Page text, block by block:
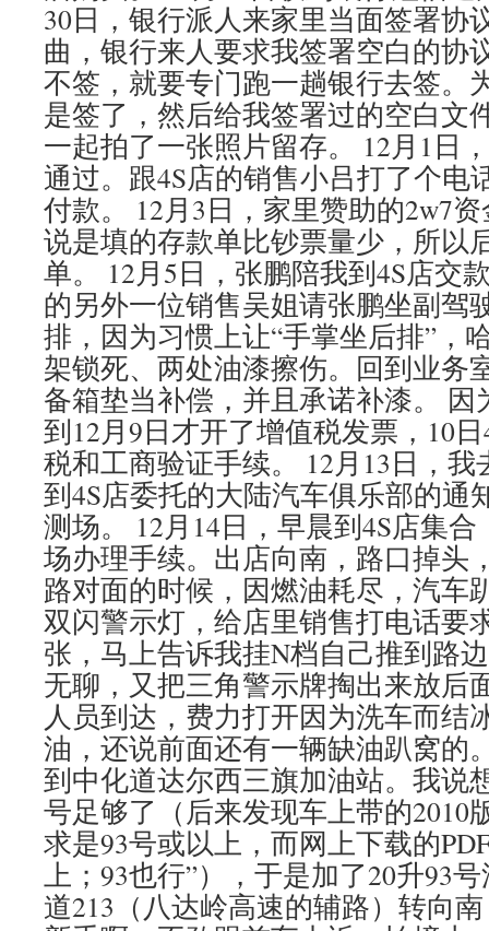
30日，银行派人来家里当面签署协
曲，银行来人要求我签署空白的协
不签，就要专门跑一趟银行去签。
是签了，然后给我签署过的空白文
一起拍了一张照片留存。 12月1日
通过。跟4S店的销售小吕打了个电
付款。 12月3日，家里赞助的2w7
说是填的存款单比钞票量少，所以
单。 12月5日，张鹏陪我到4S店交
的另外一位销售吴姐请张鹏坐副驾
排，因为习惯上让“手掌坐后排”，
架锁死、两处油漆擦伤。回到业务
备箱垫当补偿，并且承诺补漆。
到12月9日才开了增值税发票，10
税和工商验证手续。 12月13日，
到4S店委托的大陆汽车俱乐部的通
测场。 12月14日，早晨到4S店集
场办理手续。出店向南，路口掉头
路对面的时候，因燃油耗尽，汽车
双闪警示灯，给店里销售打电话要
张，马上告诉我挂N档自己推到路
无聊，又把三角警示牌掏出来放后
人员到达，费力打开因为洗车而结
油，还说前面还有一辆缺油趴窝的
到中化道达尔西三旗加油站。我说
号足够了（后来发现车上带的2010
求是93号或以上，而网上下载的
上；93也行”），于是加了20升93
道213（八达岭高速的辅路）转向